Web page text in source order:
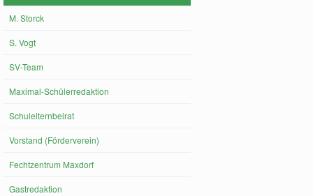
M. Storck
S. Vogt
SV-Team
Maximal-Schülerredaktion
Schulelternbeirat
Vorstand (Förderverein)
Fechtzentrum Maxdorf
Gastredaktion